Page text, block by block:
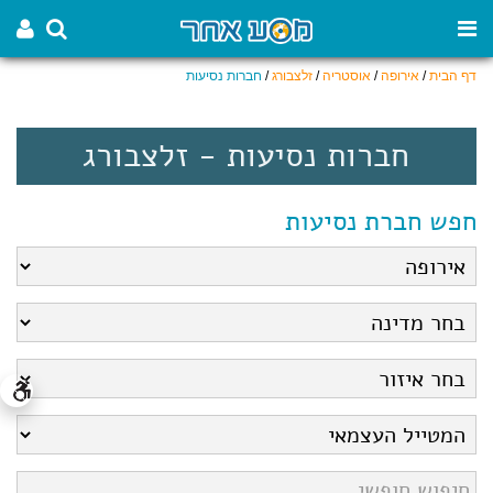
דף הבית/ אירופה/ אוסטריה/ זלצבורג/ חברות נסיעות
חברות נסיעות - זלצבורג
חפש חברת נסיעות